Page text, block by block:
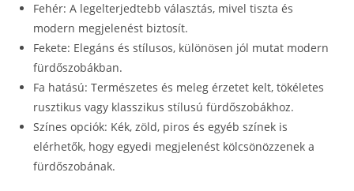
Fehér: A legelterjedtebb választás, mivel tiszta és
modern megjelenést biztosít.
Fekete: Elegáns és stílusos, különösen jól mutat modern
fürdőszobákban.
Fa hatású: Természetes és meleg érzetet kelt, tökéletes
rusztikus vagy klasszikus stílusú fürdőszobákhoz.
Színes opciók: Kék, zöld, piros és egyéb színek is
elérhetők, hogy egyedi megjelenést kölcsönözzenek a
fürdőszobának.